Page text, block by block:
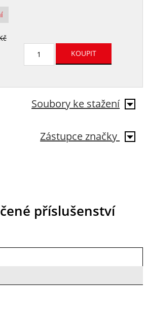
Soubory ke stažení
Zástupce značky
příslušenství